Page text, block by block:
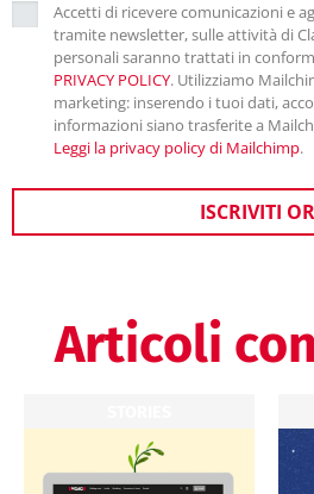
Accetti di ricevere comunicazioni e
tramite newsletter, sulle attività di
personali saranno trattati in
PRIVACY POLICY. Utilizziamo
marketing: inserendo i tuoi dati,
informazioni siano trasferite a
Leggi la privacy policy di Mailchimp.
ISCRIVITI
Articoli